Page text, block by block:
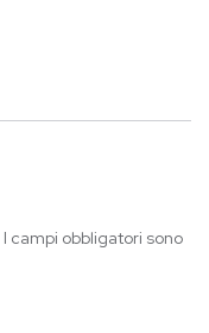
I campi obbligatori sono